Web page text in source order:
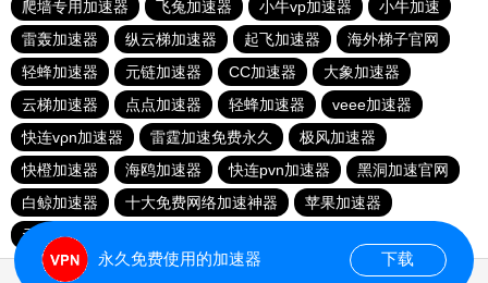
爬墙专用加速器
飞兔加速器 小牛vp加速器
小牛加速
雷轰加速器
纵云梯加速器 起飞加速器
海外梯子官网
轻蜂加速器
元链加速器 CC加速器
大象加速器
云梯加速器
点点加速器 轻蜂加速器
veee加速器
快连vρn加速器
雷霆加速免费永久
极风加速器
快橙加速器
海鸥加速器 快连pvn加速器
黑洞加速官网
白鲸加速器
十大免费网络加速神器
苹果加速器
元链加速器
永久免费使用的加速器 下载